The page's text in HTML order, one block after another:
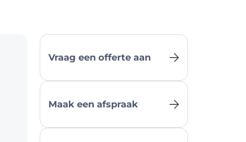
Vraag een offerte aan
Maak een afspraak